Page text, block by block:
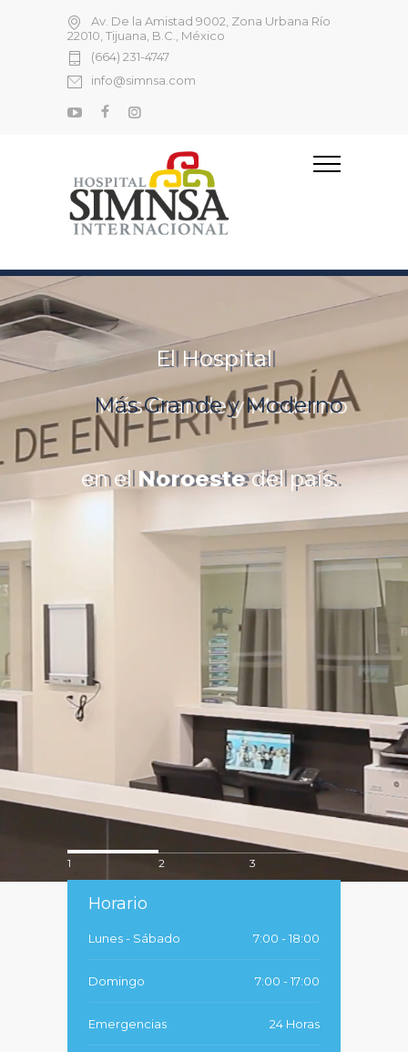
Av. De la Amistad 9002, Zona Urbana Río
22010, Tijuana, B.C., México
(664) 231-4747
info@simnsa.com
Más Grande y Moderno
en elNoroestedel país.
El Hospital
1 2 3
Horario
Lunes - Sábado 7:00 - 18:00
Domingo 7:00 - 17:00
Emergencias 24 Horas